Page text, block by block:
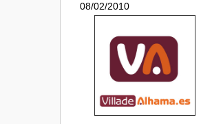
08/02/2010